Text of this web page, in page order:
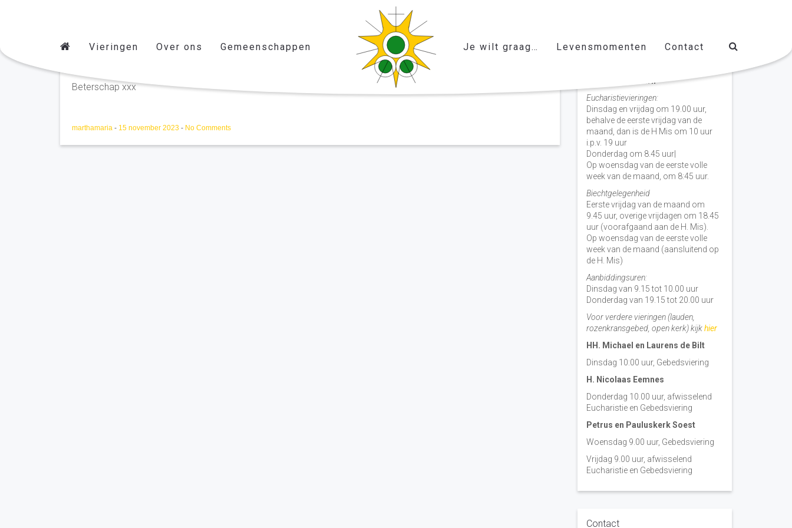
Vieringen Over ons Gemeenschappen Je wilt graag… Levensmomenten Contact
Beterschap xxx
marthamaria - 15 november 2023 - No Comments
Vieringen door de week
H. Nicolaas Baarn
Eucharistievieringen:
Dinsdag en vrijdag om 19.00 uur,
behalve de eerste vrijdag van de
maand, dan is de H Mis om 10 uur
i.p.v. 19 uur
Donderdag om 8.45 uur|
Op woensdag van de eerste volle
week van de maand, om 8:45 uur.
Biechtgelegenheid
Eerste vrijdag van de maand om
9.45 uur, overige vrijdagen om 18.45
uur (voorafgaand aan de H. Mis).
Op woensdag van de eerste volle
week van de maand (aansluitend op
de H. Mis)
Aanbiddingsuren:
Dinsdag van 9.15 tot 10.00 uur
Donderdag van 19.15 tot 20.00 uur
Voor verdere vieringen (lauden,
rozenkransgebed, open kerk) kijkhier
HH. Michael en Laurens de Bilt
Dinsdag 10:00 uur, Gebedsviering
H. Nicolaas Eemnes
Donderdag 10.00 uur, afwisselend
Eucharistie en Gebedsviering
Petrus en Pauluskerk Soest
Woensdag 9.00 uur, Gebedsviering
Vrijdag 9.00 uur, afwisselend
Eucharistie en Gebedsviering
Contact